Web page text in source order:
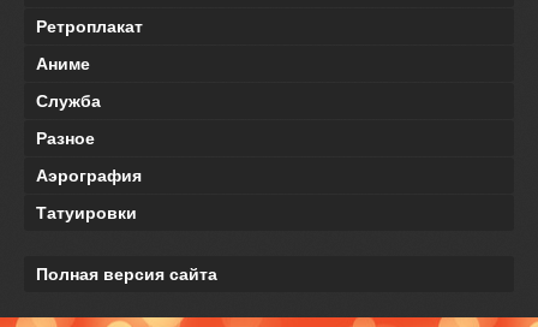
Ретроплакат
Аниме
Служба
Разное
Аэрография
Татуировки
Полная версия сайта